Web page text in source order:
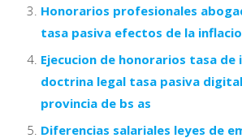
Honorarios profesionales
tasa pasiva efectos de la
Ejecucion de honorarios tasa
doctrina legal tasa pasiva
provincia de bs as
Diferencias salariales leyes de